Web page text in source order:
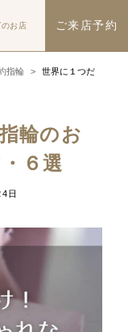
お店 ご来店予約
指輪 >
世界に１つだ
輪のお
６選
日